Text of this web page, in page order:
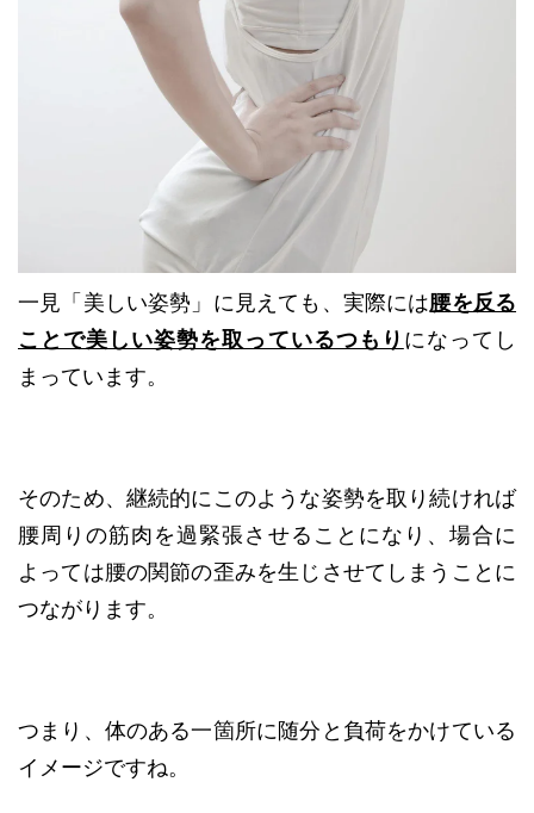
一見「美しい姿勢」に見えても、実際には腰を反る
ことで美しい姿勢を取っているつもり になってし
まっています。
そのため、継続的にこのような姿勢を取り続ければ
腰周りの筋肉を過緊張させることになり、場合に
よっては腰の関節の歪みを生じさせてしまうことに
つながります。
つまり、体のある一箇所に随分と負荷をかけている
イメージですね。